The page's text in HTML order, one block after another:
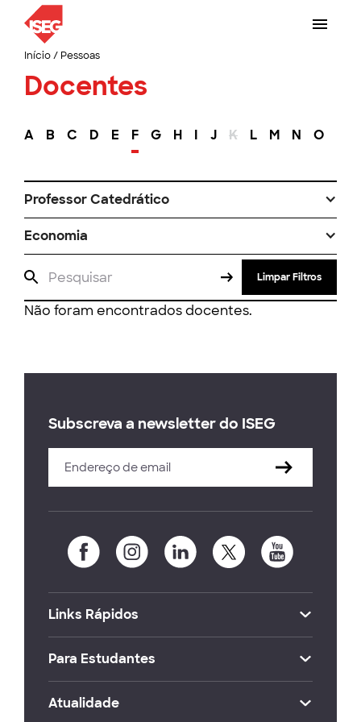
Início/ Pessoas
Docentes
A B C D E F G H I J K L M N O
Professor Catedrático
Economia
Limpar Filtros
Não foram encontrados docentes.
Subscreva a newsletter do ISEG
Links Rápidos
Para Estudantes
Atualidade